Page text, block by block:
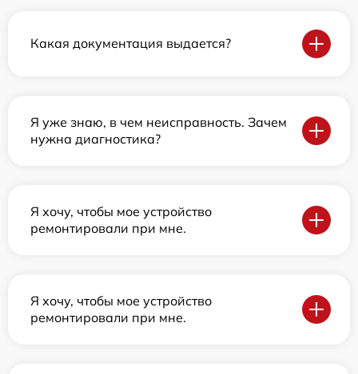
Какая документация выдается?
Я уже знаю, в чем неисправность. Зачем
нужна диагностика?
Я хочу, чтобы мое устройство
ремонтировали при мне.
Я хочу, чтобы мое устройство
ремонтировали при мне.